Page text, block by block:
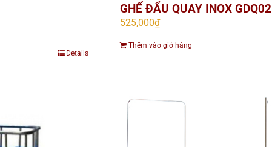
Details
GHẾ ĐẨU QUAY INOX GDQ02
525,000₫
Thêm vào giỏ hàng